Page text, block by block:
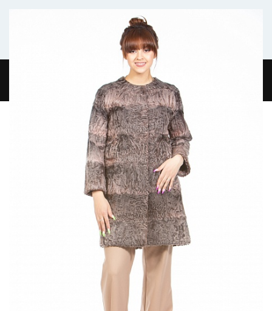
Комфортабельный микроавтобус
ГЛАВНАЯ